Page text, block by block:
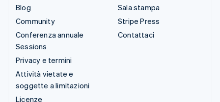
Blog
Community
Conferenza annuale
Sessions
Privacy e termini
Attività vietate e
soggette a limitazioni
Licenze
Sala stampa
Stripe Press
Contattaci